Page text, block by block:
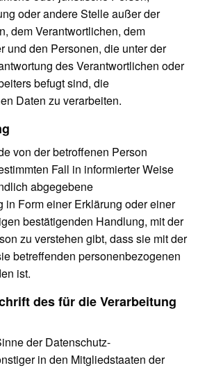
oder andere Stelle außer der
dem Verantwortlichen, dem
und den Personen, die unter der
des Verantwortlichen oder
befugt sind, die
Daten zu verarbeiten.
von der betroffenen Person
Fall in informierter Weise
abgegebene
in Form einer Erklärung oder einer
bestätigenden Handlung, mit der
zu verstehen gibt, dass sie mit der
betreffenden personenbezogenen
ist.
des für die Verarbeitung
der Datenschutz-
in den Mitgliedstaaten der